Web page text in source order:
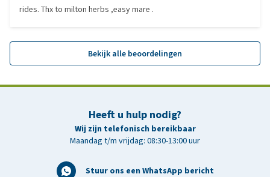
rides. Thx to milton herbs ,easy mare .
Bekijk alle beoordelingen
Heeft u hulp nodig?
Wij zijn telefonisch bereikbaar
Maandag t/m vrijdag: 08:30-13:00 uur
Stuur ons een WhatsApp bericht